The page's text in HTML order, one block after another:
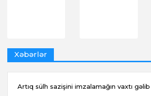
Xəbərlər
Artıq sülh sazişini imzalamağın vaxtı gəlib